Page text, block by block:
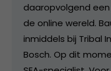
daaropvolgend
de online wereld.
inmiddels bij Tribal
Bosch. Op dit